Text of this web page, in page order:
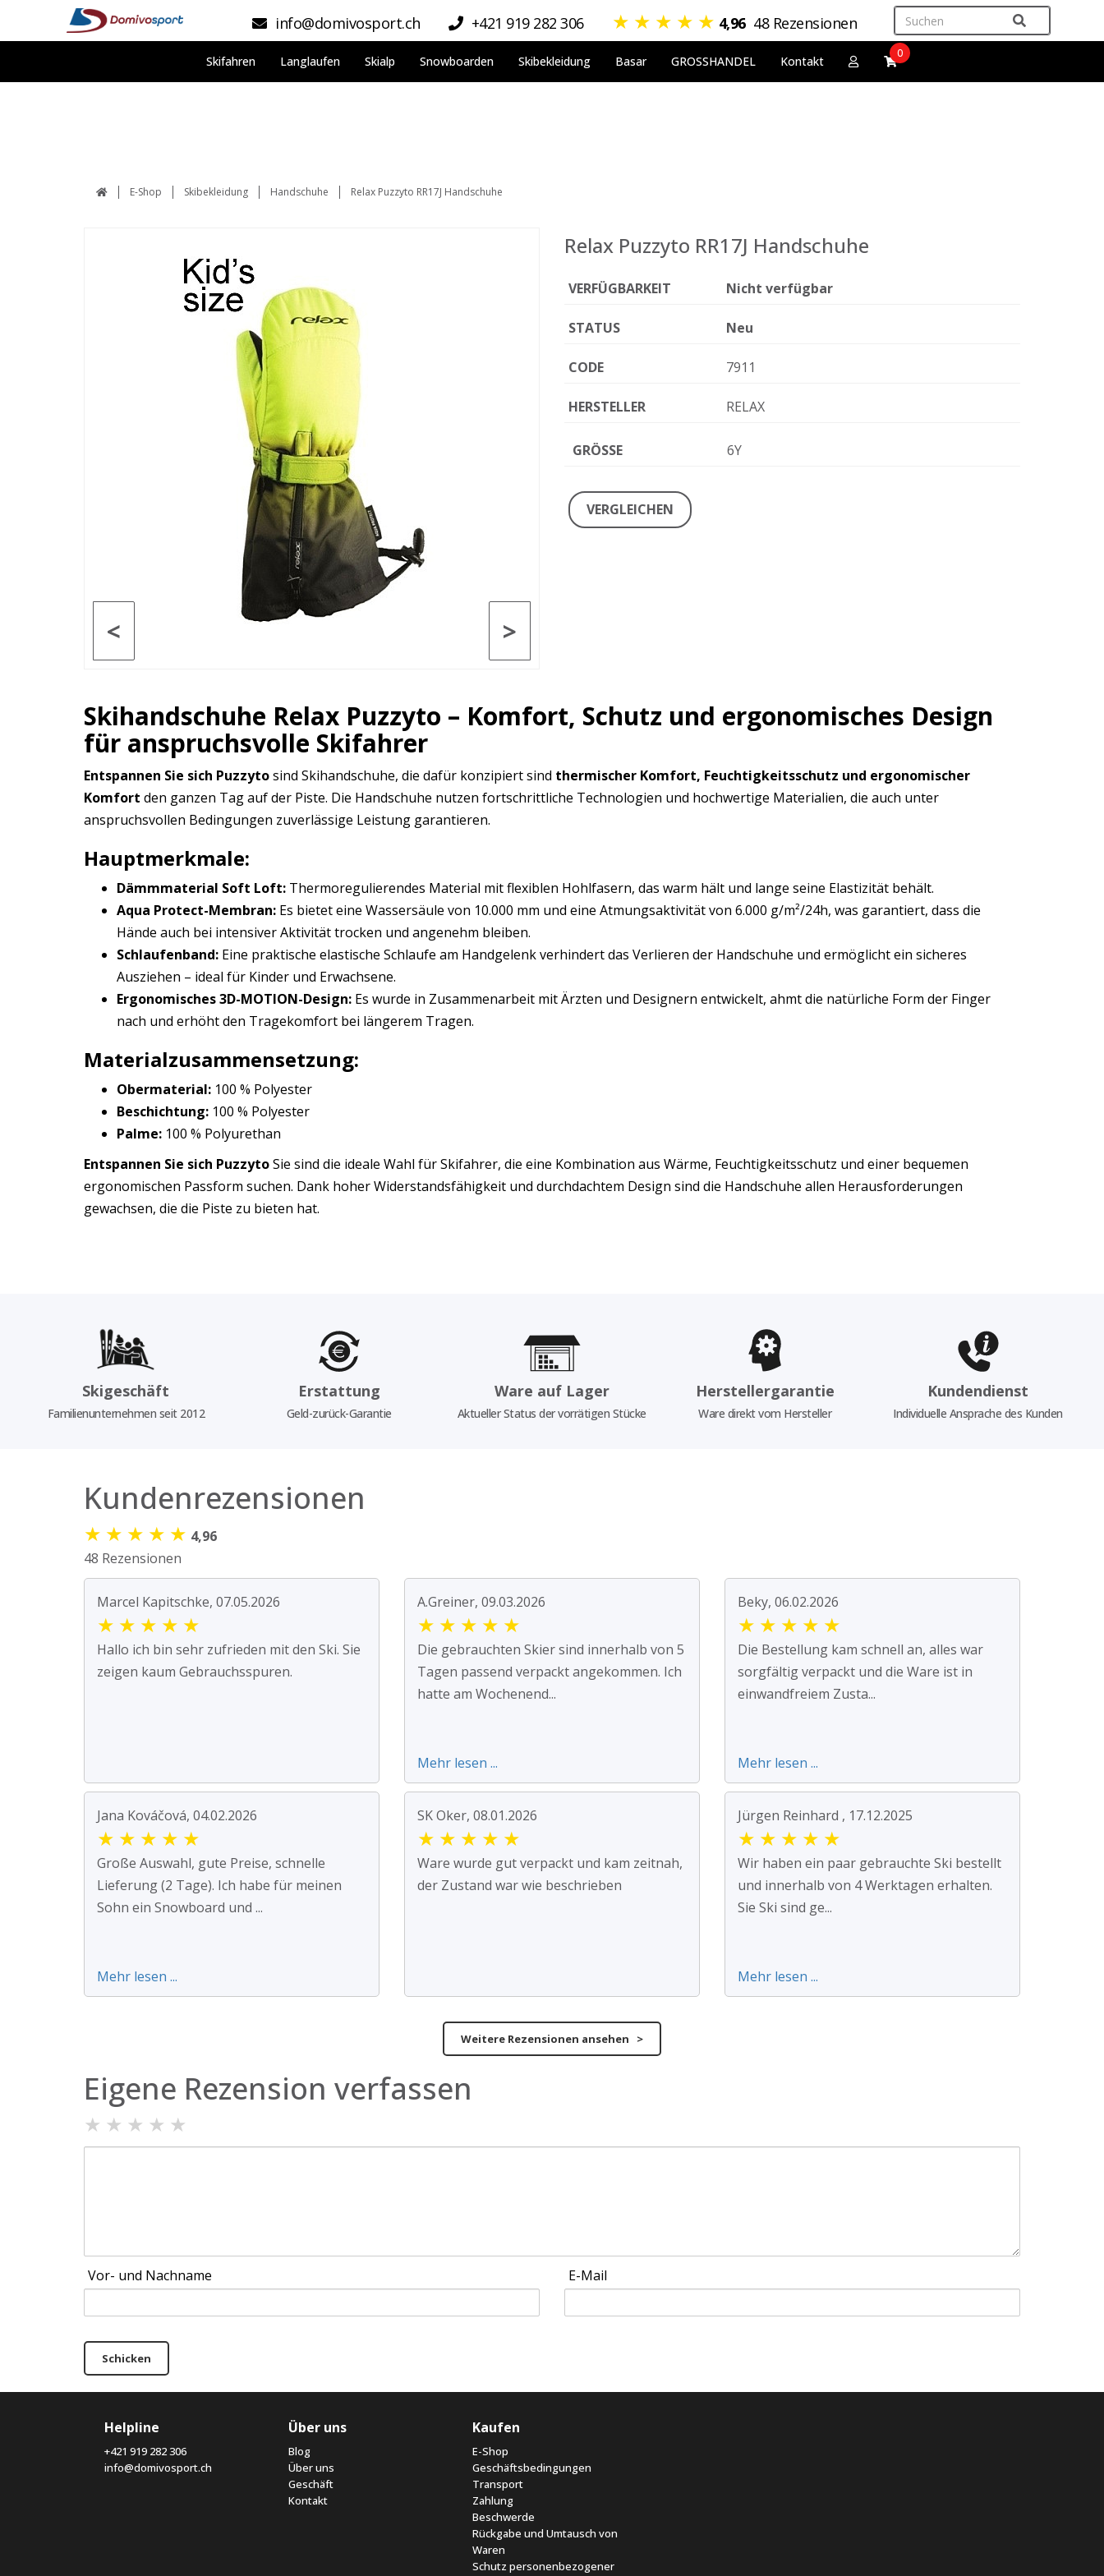
info@domivosport.ch +421 919 282 306 ★ ★ ★ ★ ★ 4,96 48 Rezensionen
Skifahren Langlaufen Skialp Snowboarden Skibekleidung Basar GROSSHANDEL Kontakt
0
E-Shop Skibekleidung Handschuhe Relax Puzzyto RR17J Handschuhe
>
<
Relax Puzzyto RR17J Handschuhe
VERFÜGBARKEIT Nicht verfügbar
STATUS Neu
CODE 7911
HERSTELLER RELAX
GRÖSSE 6Y
VERGLEICHEN
Skihandschuhe Relax Puzzyto – Komfort, Schutz und ergonomisches Design
für anspruchsvolle Skifahrer
Entspannen Sie sich Puzzytosind Skihandschuhe, die dafür konzipiert sind thermischer Komfort, Feuchtigkeitsschutz und ergonomischer
Komfort den ganzen Tag auf der Piste. Die Handschuhe nutzen fortschrittliche Technologien und hochwertige Materialien, die auch unter
anspruchsvollen Bedingungen zuverlässige Leistung garantieren.
Hauptmerkmale:
Dämmmaterial Soft Loft: Thermoregulierendes Material mit flexiblen Hohlfasern, das warm hält und lange seine Elastizität behält.
Aqua Protect-Membran: Es bietet eine Wassersäule von 10.000 mm und eine Atmungsaktivität von 6.000 g/m²/24h, was garantiert, dass die
Hände auch bei intensiver Aktivität trocken und angenehm bleiben.
Schlaufenband: Eine praktische elastische Schlaufe am Handgelenk verhindert das Verlieren der Handschuhe und ermöglicht ein sicheres
Ausziehen – ideal für Kinder und Erwachsene.
Ergonomisches 3D-MOTION-Design: Es wurde in Zusammenarbeit mit Ärzten und Designern entwickelt, ahmt die natürliche Form der Finger
nach und erhöht den Tragekomfort bei längerem Tragen.
Materialzusammensetzung:
Obermaterial: 100 % Polyester
Beschichtung: 100 % Polyester
Palme: 100 % Polyurethan
Entspannen Sie sich PuzzytoSie sind die ideale Wahl für Skifahrer, die eine Kombination aus Wärme, Feuchtigkeitsschutz und einer bequemen
ergonomischen Passform suchen. Dank hoher Widerstandsfähigkeit und durchdachtem Design sind die Handschuhe allen Herausforderungen
gewachsen, die die Piste zu bieten hat.
Skigeschäft
Familienunternehmen seit 2012
Erstattung
Geld-zurück-Garantie
Ware auf Lager
Aktueller Status der vorrätigen Stücke
Herstellergarantie
Ware direkt vom Hersteller
Kundendienst
Individuelle Ansprache des Kunden
Kundenrezensionen
★ ★ ★ ★ ★ 4,96
48 Rezensionen
Marcel Kapitschke, 07.05.2026
★ ★ ★ ★ ★
Hallo ich bin sehr zufrieden mit den Ski. Sie
zeigen kaum Gebrauchsspuren.
A.Greiner, 09.03.2026
★ ★ ★ ★ ★
Die gebrauchten Skier sind innerhalb von 5
Tagen passend verpackt angekommen. Ich
hatte am Wochenend...
Mehr lesen ...
Beky, 06.02.2026
★ ★ ★ ★ ★
Die Bestellung kam schnell an, alles war
sorgfältig verpackt und die Ware ist in
einwandfreiem Zusta...
Mehr lesen ...
Jana Kováčová, 04.02.2026
★ ★ ★ ★ ★
Große Auswahl, gute Preise, schnelle
Lieferung (2 Tage). Ich habe für meinen
Sohn ein Snowboard und ...
Mehr lesen ...
SK Oker, 08.01.2026
★ ★ ★ ★ ★
Ware wurde gut verpackt und kam zeitnah,
der Zustand war wie beschrieben
Jürgen Reinhard , 17.12.2025
★ ★ ★ ★ ★
Wir haben ein paar gebrauchte Ski bestellt
und innerhalb von 4 Werktagen erhalten.
Sie Ski sind ge...
Mehr lesen ...
Weitere Rezensionen ansehen >
Eigene Rezension verfassen
★ ★ ★ ★ ★
Vor- und Nachname E-Mail
Schicken
Helpline
+421 919 282 306
info@domivosport.ch
Über uns
Blog
Über uns
Geschäft
Kontakt
Kaufen
E-Shop
Geschäftsbedingungen
Transport
Zahlung
Beschwerde
Rückgabe und Umtausch von
Waren
Schutz personenbezogener